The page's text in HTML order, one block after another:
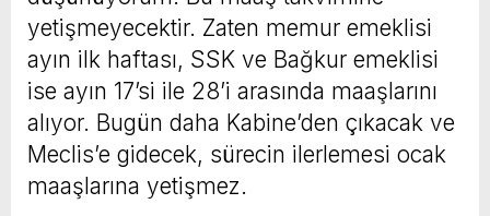
yetişmeyecektir. Zaten memur emeklisi
ayın ilk haftası, SSK ve Bağkur emeklisi
ise ayın 17’si ile 28’i arasında maaşlarını
alıyor. Bugün daha Kabine’den çıkacak ve
Meclis’e gidecek, sürecin ilerlemesi ocak
maaşlarına yetişmez.